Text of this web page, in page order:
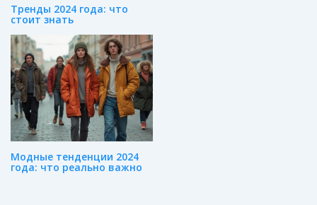
Тренды 2024 года: что
стоит знать
Модные тенденции 2024
года: что реально важно